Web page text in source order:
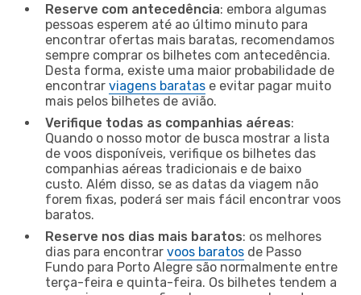
Reserve com antecedência: embora algumas
pessoas esperem até ao último minuto para
encontrar ofertas mais baratas, recomendamos
sempre comprar os bilhetes com antecedência.
Desta forma, existe uma maior probabilidade de
encontrar viagens baratas e evitar pagar muito
mais pelos bilhetes de avião.
Verifique todas as companhias aéreas:
Quando o nosso motor de busca mostrar a lista
de voos disponíveis, verifique os bilhetes das
companhias aéreas tradicionais e de baixo
custo. Além disso, se as datas da viagem não
forem fixas, poderá ser mais fácil encontrar voos
baratos.
Reserve nos dias mais baratos: os melhores
dias para encontrar voos baratos de Passo
Fundo para Porto Alegre são normalmente entre
terça-feira e quinta-feira. Os bilhetes tendem a